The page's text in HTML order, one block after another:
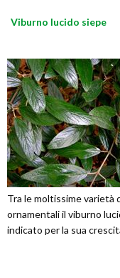
Viburno lucido siepe
Tra le moltissime varietà
ornamentali il viburno
indicato per la sua